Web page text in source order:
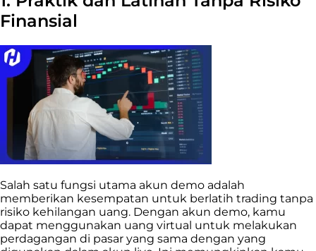
Finansial
Salah satu fungsi utama akun demo adalah
memberikan kesempatan untuk berlatih trading tanpa
risiko kehilangan uang. Dengan akun demo, kamu
dapat menggunakan uang virtual untuk melakukan
perdagangan di pasar yang sama dengan yang